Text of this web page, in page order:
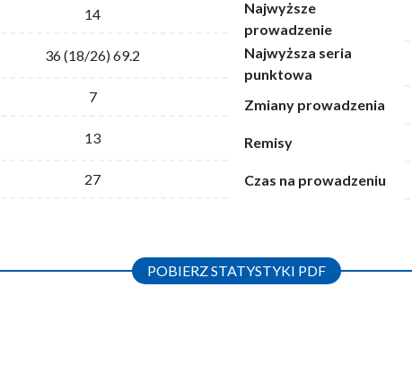
14
36 (18/26) 69.2
7
13
27
Najwyższe
prowadzenie
Najwyższa seria
punktowa
Zmiany prowadzenia
Remisy
Czas na prowadzeniu
POBIERZ STATYSTYKI PDF